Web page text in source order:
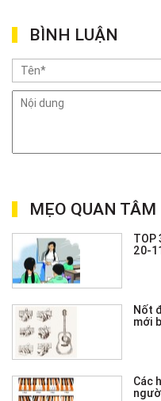
BÌNH LUẬN
MẸO QUAN TÂM
TOP
20-
Nốt
mới
Các